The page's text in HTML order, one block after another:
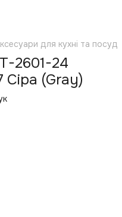
для кухні та посуд
2601-24
Сіра (Gray)